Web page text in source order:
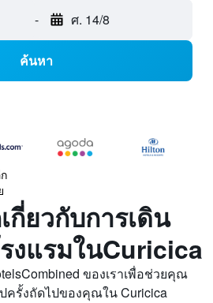
- ศ. 14/8
ค้นหา
กี่ยวกับการเดิน
งแรมในCuricica
ของเราเพื่อช่วยคุณ
รั้งถัดไปของคุณใน Curicica